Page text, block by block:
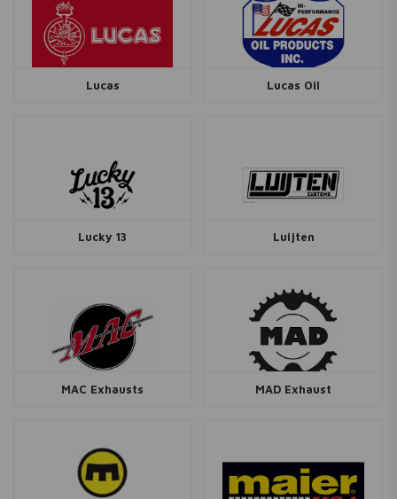
Lucas Lucas Oil
Lucky 13 Luijten
MAC Exhausts MAD Exhaust